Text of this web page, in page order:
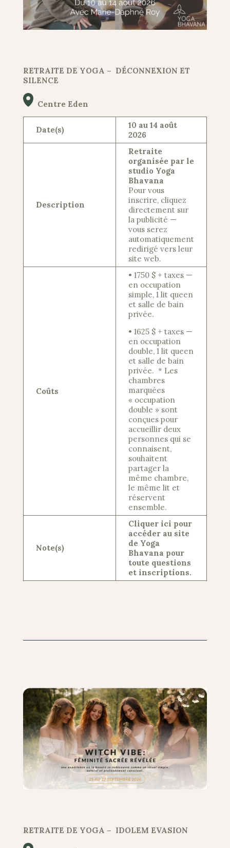
RETRAITE DE YOGA – DÉCONNEXION ET
SILENCE
Centre Eden
Date(s)
10 au 14 août
2026
Description
Retraite
organisée par le
studio Yoga
Bhavana
Pour vous
inscrire, cliquez
directement sur
la publicité —
vous serez
automatiquement
redirigé vers leur
site web.
Coûts
• 1750 $ + taxes —
en occupation
simple, 1 lit queen
et salle de bain
privée.
• 1625 $ + taxes —
en occupation
double, 1 lit queen
et salle de bain
privée. * Les
chambres
marquées
« occupation
double » sont
conçues pour
accueillir deux
personnes qui se
connaisent,
souhaitent
partager la
même chambre,
le même lit et
réservent
ensemble.
Note(s)
Cliquer ici pour
accéder au site
de Yoga
Bhavana pour
toute questions
et inscriptions.
RETRAITE DE YOGA – IDOLEM EVASION